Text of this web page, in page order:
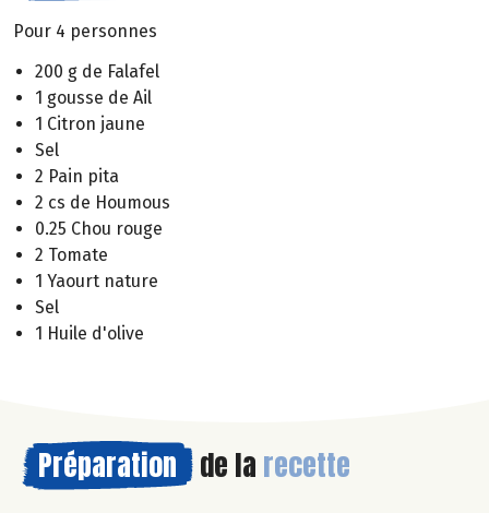
Pour 4 personnes
200 g de Falafel
1 gousse de Ail
1 Citron jaune
Sel
2 Pain pita
2 cs de Houmous
0.25 Chou rouge
2 Tomate
1 Yaourt nature
Sel
1 Huile d'olive
Préparation de la recette